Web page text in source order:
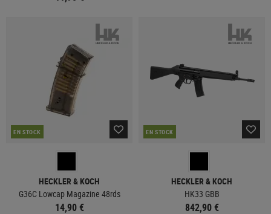
EN STOCK
HECKLER & KOCH
G36C Lowcap Magazine 48rds
14,90 €
EN STOCK
HECKLER & KOCH
HK33 GBB
842,90 €